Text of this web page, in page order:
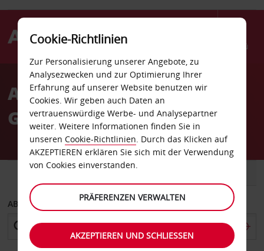
Menü
AvisAutovermietung Houston
Galleria
ABHOLEN VON
Cookie-Richtlinien
Zur Personalisierung unserer Angebote, zu
Analysezwecken und zur Optimierung Ihrer
Erfahrung auf unserer Website benutzen wir
Cookies. Wir geben auch Daten an
vertrauenswürdige Werbe- und Analysepartner
weiter. Weitere Informationen finden Sie in
unseren Cookie-Richtlinien. Durch das Klicken auf
AKZEPTIEREN erklären Sie sich mit der Verwendung
von Cookies einverstanden.
PRÄFERENZEN VERWALTEN
AKZEPTIEREN UND SCHLIESSEN